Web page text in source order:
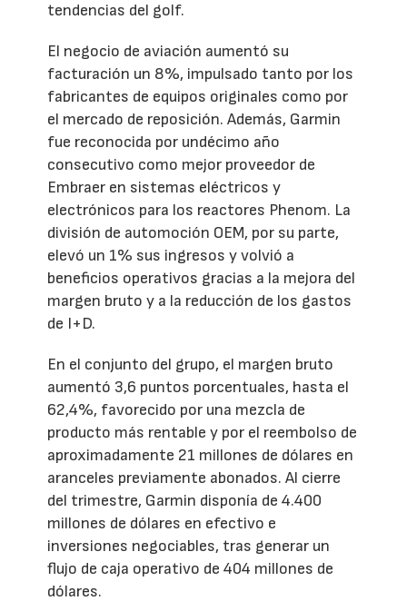
tendencias del golf.
El negocio de aviación aumentó su
facturación un 8%, impulsado tanto por los
fabricantes de equipos originales como por
el mercado de reposición. Además, Garmin
fue reconocida por undécimo año
consecutivo como mejor proveedor de
Embraer en sistemas eléctricos y
electrónicos para los reactores Phenom. La
división de automoción OEM, por su parte,
elevó un 1% sus ingresos y volvió a
beneficios operativos gracias a la mejora del
margen bruto y a la reducción de los gastos
de I+D.
En el conjunto del grupo, el margen bruto
aumentó 3,6 puntos porcentuales, hasta el
62,4%, favorecido por una mezcla de
producto más rentable y por el reembolso de
aproximadamente 21 millones de dólares en
aranceles previamente abonados. Al cierre
del trimestre, Garmin disponía de 4.400
millones de dólares en efectivo e
inversiones negociables, tras generar un
flujo de caja operativo de 404 millones de
dólares.